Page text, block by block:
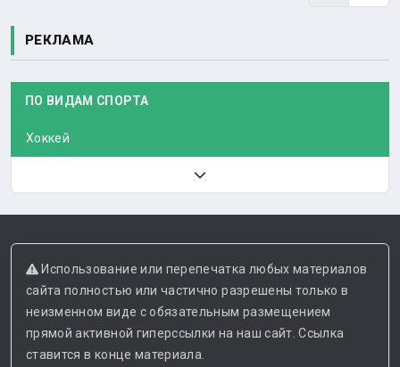
РЕКЛАМА
ПО ВИДАМ СПОРТА
Хоккей
Использование или перепечатка любых материалов
сайта полностью или частично разрешены только в
неизменном виде с обязательным размещением
прямой активной гиперссылки на наш сайт. Ссылка
ставится в конце материала.